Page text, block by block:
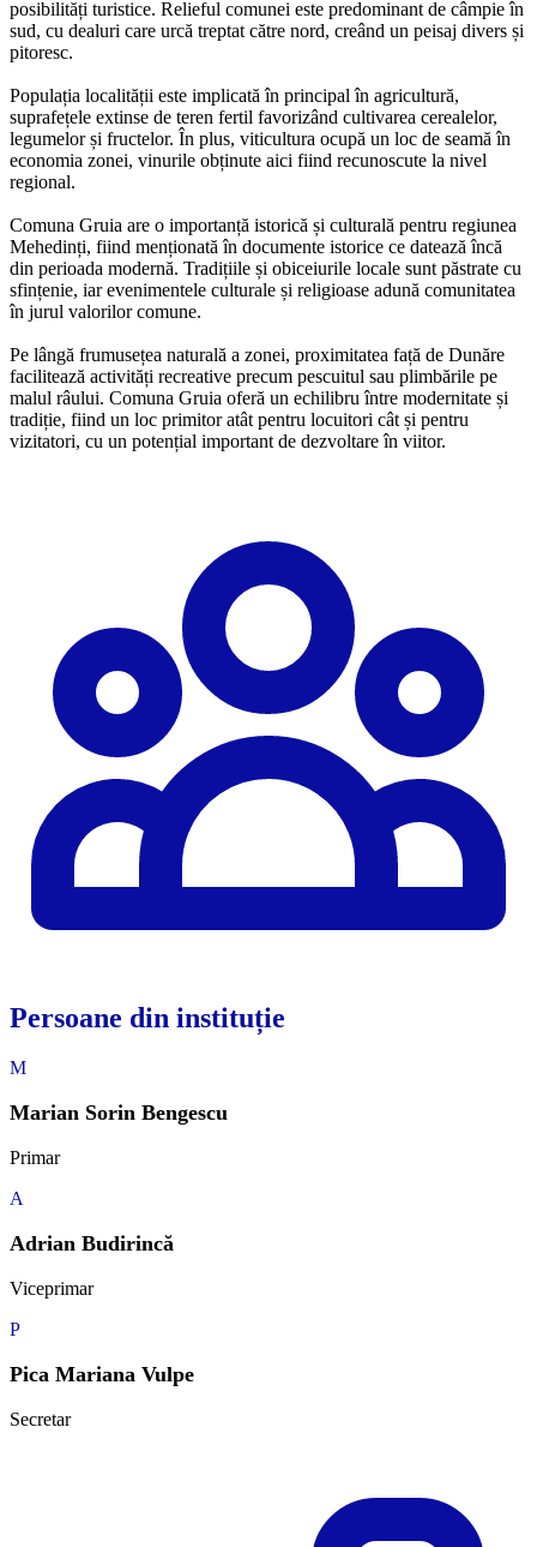
posibilități turistice. Relieful comunei este predominant de câmpie în
sud, cu dealuri care urcă treptat către nord, creând un peisaj divers și
pitoresc.
Populația localității este implicată în principal în agricultură,
suprafețele extinse de teren fertil favorizând cultivarea cerealelor,
legumelor și fructelor. În plus, viticultura ocupă un loc de seamă în
economia zonei, vinurile obținute aici fiind recunoscute la nivel
regional.
Comuna Gruia are o importanță istorică și culturală pentru regiunea
Mehedinți, fiind menționată în documente istorice ce datează încă
din perioada modernă. Tradițiile și obiceiurile locale sunt păstrate cu
sfințenie, iar evenimentele culturale și religioase adună comunitatea
în jurul valorilor comune.
Pe lângă frumusețea naturală a zonei, proximitatea față de Dunăre
facilitează activități recreative precum pescuitul sau plimbările pe
malul râului. Comuna Gruia oferă un echilibru între modernitate și
tradiție, fiind un loc primitor atât pentru locuitori cât și pentru
vizitatori, cu un potențial important de dezvoltare în viitor.
Persoane din instituție
M
Marian Sorin Bengescu
Primar
A
Adrian Budirincă
Viceprimar
P
Pica Mariana Vulpe
Secretar